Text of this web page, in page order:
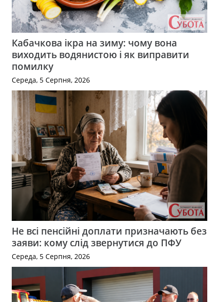
Кабачкова ікра на зиму: чому вона
виходить водянистою і як виправити
помилку
Середа, 5 Серпня, 2026
Не всі пенсійні доплати призначають без
заяви: кому слід звернутися до ПФУ
Середа, 5 Серпня, 2026